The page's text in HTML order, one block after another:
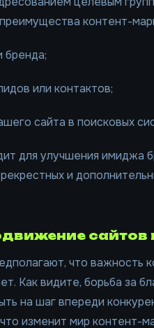
контент-
бренда;
или контактов;
сайта в поисковых
для улучшения имиджа
и
сайтов
что важность
Как видите, борьба за
на шаг впереди
изменит мир контент-